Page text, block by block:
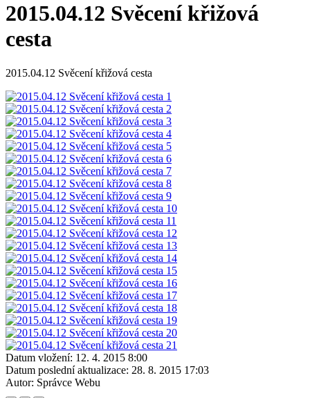
2015.04.12 Svěcení křižová
cesta
2015.04.12 Svěcení křižová cesta
Datum vložení: 12. 4. 2015 8:00
Datum poslední aktualizace: 28. 8. 2015 17:03
Autor: Správce Webu